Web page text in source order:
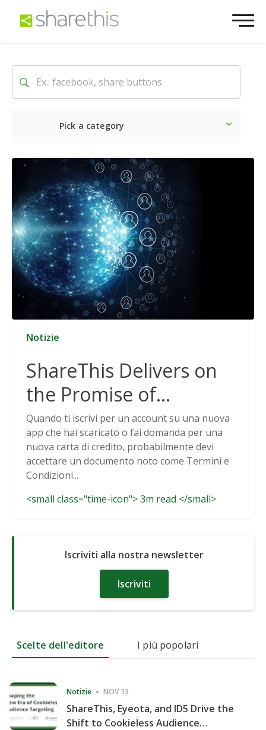
Pick a category
Ultime notizie Sociale
Notizie
ShareThis Delivers on
the Promise of
Cookieless Data
Solutions
Quando ti iscrivi per un account su una nuova
app che hai scaricato o fai domanda per una
nuova carta di credito, probabilmente devi
accettare un documento noto come Termini e
Condizioni...
<small class="time-icon"> 3m read </small>
Iscriviti alla nostra newsletter
Iscriviti
Scelte dell'editore I più popolari
Notizie NOV 13
ShareThis, Eyeota, and ID5 Drive the
Shift to Cookieless Audience